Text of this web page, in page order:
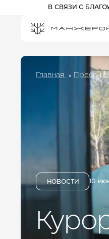
В СВЯЗИ С
ПРОЖИВАНИЕ НА
СПЕЦПРЕДЛОЖЕНИЯ
АКТИВНЫЙ ОТДЫХ
ПРОГУЛОЧНЫЕ
КАНАТНЫЕ ДОРОГИ
ПАРК ПРИКЛЮЧЕНИЙ
ДРИМВУД
ДЕТЯМ
БАННЫЙ КОМПЛЕКС
РЕСТОРАНЫ И БАРЫ
ДЛЯ БИЗНЕСА
Главная Пресс-
НОВОСТИ 10